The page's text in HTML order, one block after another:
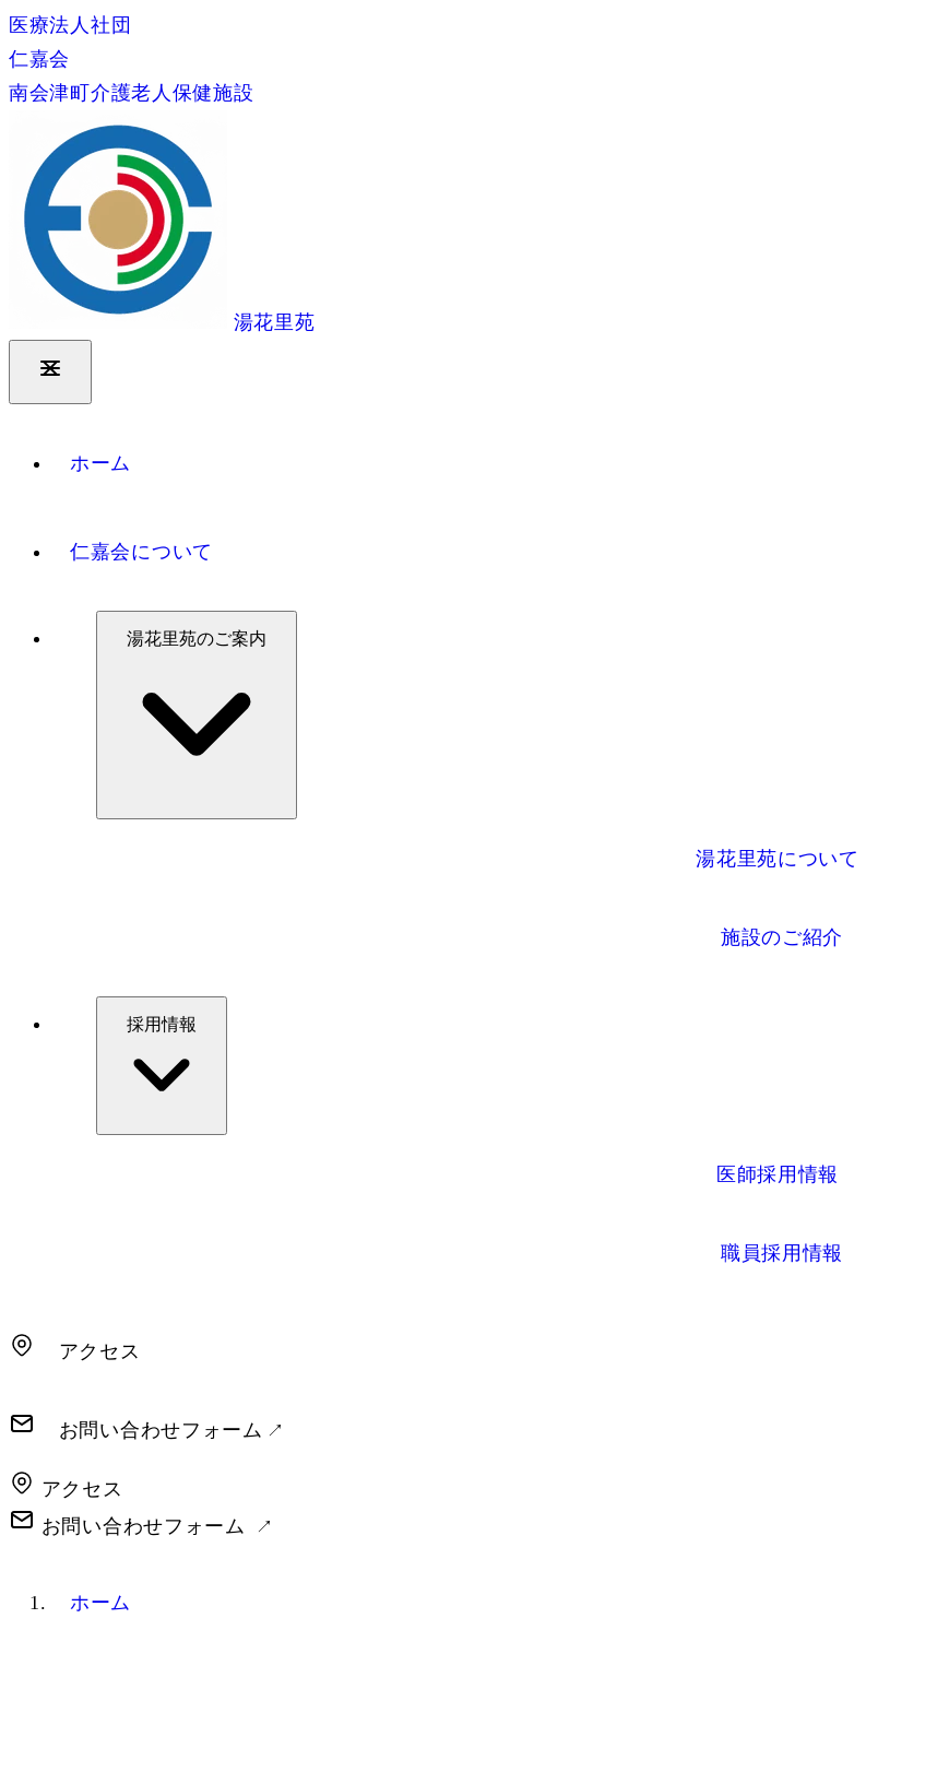
医療法人社団
仁嘉会
南会津町介護老人保健施設
湯花里苑
ホーム
仁嘉会について
湯花里苑のご案内
湯花里苑について
施設のご紹介
採用情報
医師採用情報
職員採用情報
アクセス
お問い合わせフォーム
アクセス
お問い合わせフォーム
ホーム